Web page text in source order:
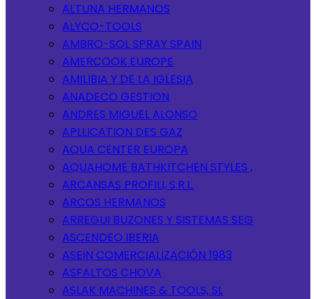
ALTUNA HERMANOS
ALYCO-TOOLS
AMBRO-SOL SPRAY SPAIN
AMERCOOK EUROPE
AMILIBIA Y DE LA IGLESIA
ANADECO GESTION
ANDRES MIGUEL ALONSO
APLLICATION DES GAZ
AQUA CENTER EUROPA
AQUAHOME BATHKITCHEN STYLES ,
ARCANSAS PROFILI, S.R.L.
ARCOS HERMANOS
ARREGUI BUZONES Y SISTEMAS SEG
ASCENDEO IBERIA
ASEIN COMERCIALIZACIÓN 1983
ASFALTOS CHOVA
ASLAK MACHINES & TOOLS, SL